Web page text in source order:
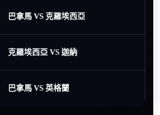
巴拿馬 VS 克羅埃西亞
克羅埃西亞 VS 迦納
巴拿馬 VS 英格蘭